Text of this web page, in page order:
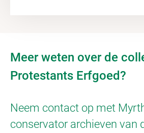
Meer weten over de
Protestants Erfgoed?
Neem contact op met
conservator archieven van